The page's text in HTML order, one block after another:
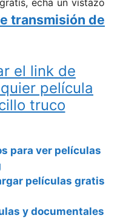
transmisión de
el link de
película
truco
para ver películas
películas gratis
y documentales